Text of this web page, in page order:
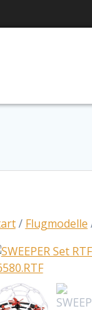
/ Flugmodelle